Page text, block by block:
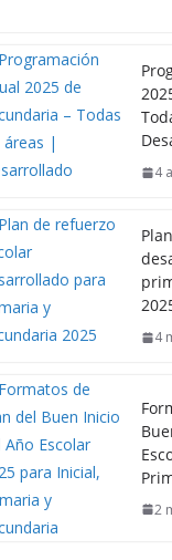
4
4
2